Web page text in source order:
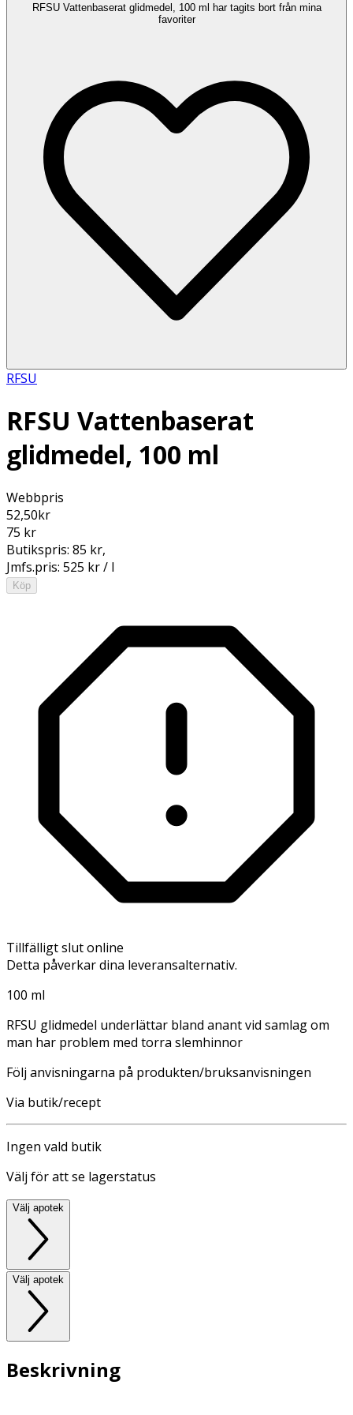
RFSU Vattenbaserat glidmedel, 100 ml har tagits bort från mina
favoriter
RFSU
RFSU Vattenbaserat
glidmedel, 100 ml
Webbpris
52,50kr
75 kr
Butikspris: 85 kr,
Jmfs.pris: 525 kr / l
Köp
Tillfälligt slut online
Detta påverkar dina leveransalternativ.
100 ml
RFSU glidmedel underlättar bland anant vid samlag om
man har problem med torra slemhinnor
Följ anvisningarna på produkten/bruksanvisningen
Via butik/recept
Ingen vald butik
Välj för att se lagerstatus
Välj apotek
Välj apotek
Beskrivning